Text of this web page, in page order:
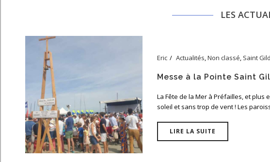
LES
Eric Actualités,Non classé, Saint
Messe à la Pointe Saint
La Fête de la Mer à Préfailles, et plus
soleil et sans trop de vent ! Les
LIRE LA SUITE